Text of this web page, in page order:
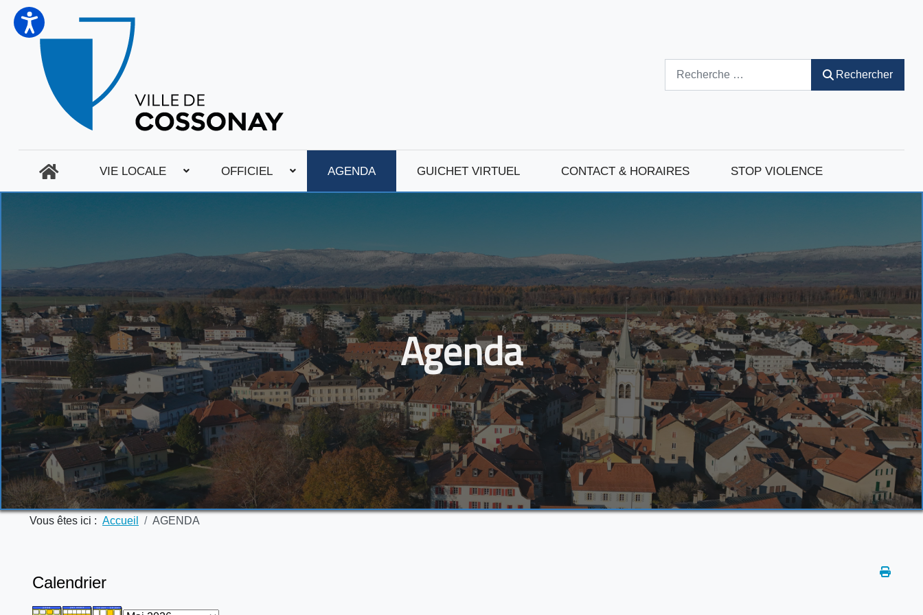
Rechercher
VIE LOCALE OFFICIEL AGENDA GUICHET VIRTUEL CONTACT & HORAIRES STOP VIOLENCE
Agenda
Vous êtes ici : Accueil AGENDA
Calendrier